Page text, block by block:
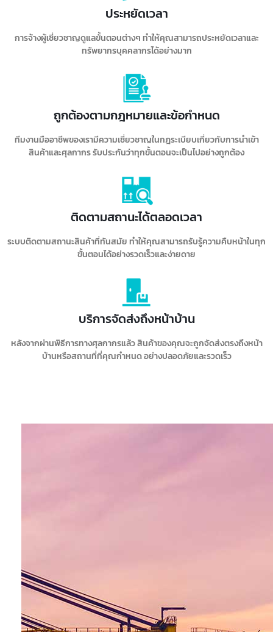
ประหยัดเวลา
การจ้างผู้เชี่ยวชาญดูแลขั้นตอนต่างๆ ทำให้คุณสามารถประหยัดเวลาและ
ทรัพยากรบุคคลากรได้อย่างมาก
ถูกต้องตามกฎหมายและข้อกำหนด
ทีมงานมืออาชีพของเรามีความเชี่ยวชาญในกฎระเบียบเกี่ยวกับการนำเข้า
สินค้าและศุลกากร รับประกันว่าทุกขั้นตอนจะเป็นไปอย่างถูกต้อง
ติดตามสถานะได้ตลอดเวลา
ระบบติดตามสถานะสินค้าที่ทันสมัย ทำให้คุณสามารถรับรู้ความคืบหน้าในทุก
ขั้นตอนได้อย่างรวดเร็วและง่ายดาย
บริการจัดส่งถึงหน้าบ้าน
หลังจากผ่านพิธีการทางศุลกากรแล้ว สินค้าของคุณจะถูกจัดส่งตรงถึงหน้า
บ้านหรือสถานที่ที่คุณกำหนด อย่างปลอดภัยและรวดเร็ว